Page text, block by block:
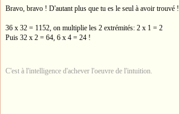
Bravo, bravo ! D'autant plus que tu es le seul à avoir trouvé !
36 x 32 = 1152, on multiplie les 2 extrémités: 2 x 1 = 2
Puis 32 x 2 = 64, 6 x 4 = 24 !
C'est à l'intelligence d'achever l'oeuvre de l'intuition.